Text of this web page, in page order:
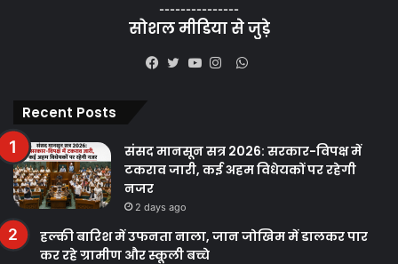
---------------
सोशल मीडिया से जुड़े
WhatsApp
Recent Posts
संसद मानसून सत्र 2026: सरकार-विपक्ष में
टकराव जारी, कई अहम विधेयकों पर रहेगी
नजर
2 days ago
हल्की बारिश में उफनता नाला, जान जोखिम में डालकर पार
कर रहे ग्रामीण और स्कूली बच्चे